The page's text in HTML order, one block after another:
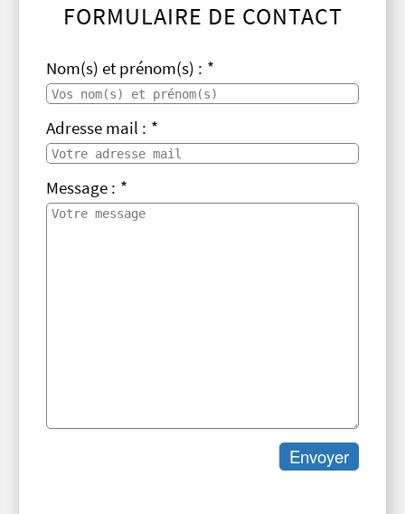
FORMULAIRE DE CONTACT
Nom(s) et prénom(s) : *
Adresse mail : *
Message : *